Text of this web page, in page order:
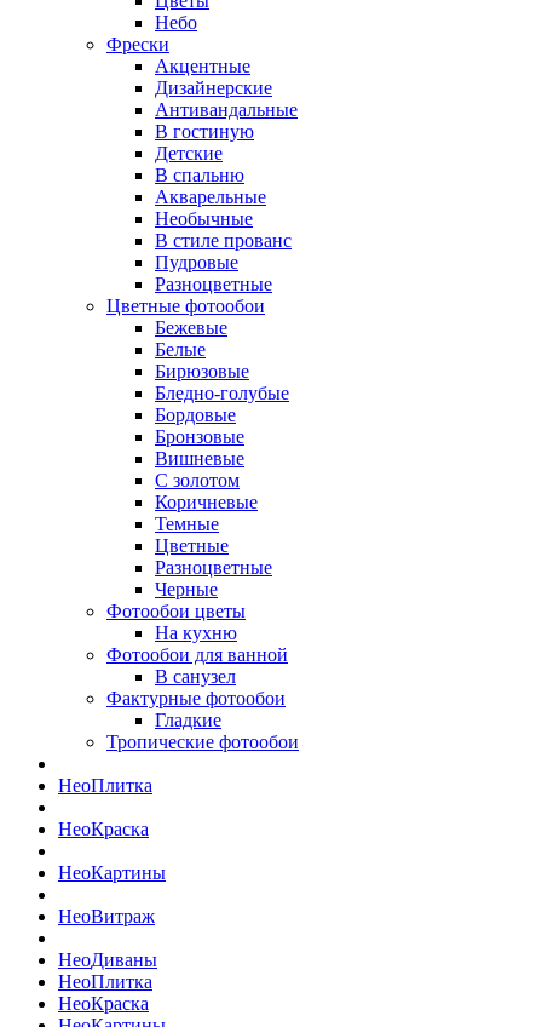
Небо
Фрески
Акцентные
Дизайнерские
Антивандальные
В гостиную
Детские
В спальню
Акварельные
Необычные
В стиле прованс
Пудровые
Разноцветные
Цветные фотообои
Бежевые
Белые
Бирюзовые
Бледно-голубые
Бордовые
Бронзовые
Вишневые
С золотом
Коричневые
Темные
Цветные
Разноцветные
Черные
Фотообои цветы
На кухню
Фотообои для ванной
В санузел
Фактурные фотообои
Гладкие
Тропические фотообои
НеоПлитка
НеоКраска
НеоКартины
НеоВитраж
НеоДиваны
НеоПлитка
НеоКраска